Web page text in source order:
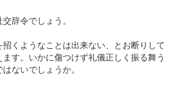
辞令でしょう。
くようなことは出来ない、とお断りして
す。いかに傷つけず礼儀正しく振る舞う
ないでしょうか。